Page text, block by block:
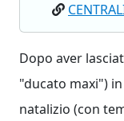
Dopo aver
"ducato maxi")
natalizio (con